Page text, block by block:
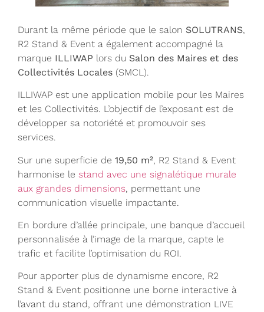
Durant la même période que le salon SOLUTRANS,
R2 Stand & Event a également accompagné la
marque ILLIWAP lors du Salon des Maires et des
Collectivités Locales (SMCL).
ILLIWAP est une application mobile pour les Maires
et les Collectivités. L’objectif de l’exposant est de
développer sa notoriété et promouvoir ses
services.
Sur une superficie de 19,50 m², R2 Stand & Event
harmonise le stand avec une signalétique murale
aux grandes dimensions, permettant une
communication visuelle impactante.
En bordure d’allée principale, une banque d’accueil
personnalisée à l’image de la marque, capte le
trafic et facilite l’optimisation du ROI.
Pour apporter plus de dynamisme encore, R2
Stand & Event positionne une borne interactive à
l’avant du stand, offrant une démonstration LIVE